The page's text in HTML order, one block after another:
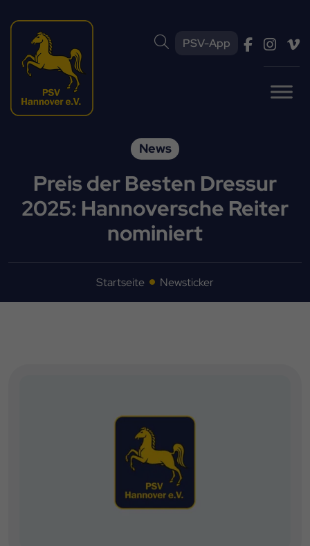
PSV-App
News
Preis der Besten Dressur
2025: Hannoversche Reiter
nominiert
Startseite Newsticker